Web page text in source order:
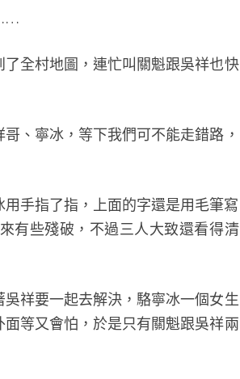
全村地圖，連忙叫關魁跟吳祥也快
、寧冰，等下我們可不能走錯路，
指了指，上面的字還是用毛筆寫
有些殘破，不過三人大致還看得清
祥要一起去解決，駱寧冰一個女生
等又會怕，於是只有關魁跟吳祥兩